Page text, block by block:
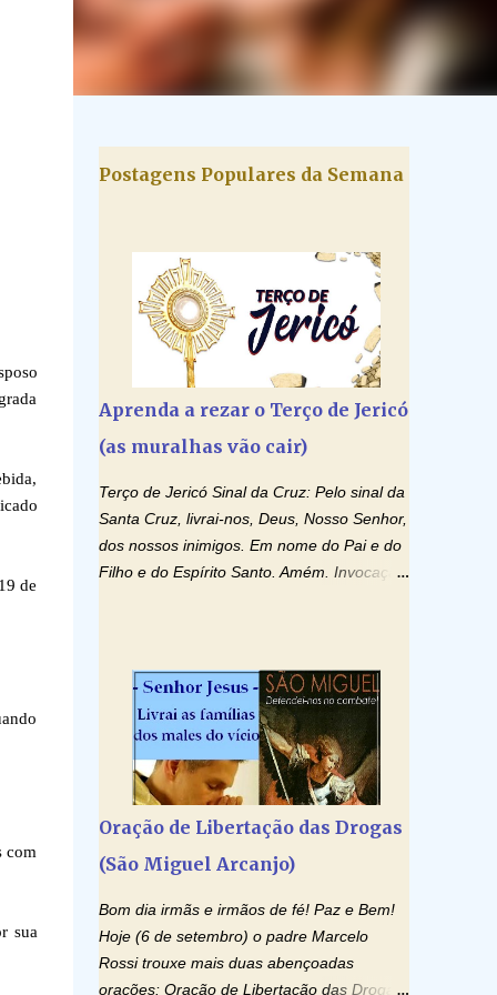
de
com
sua
Postagens Populares da Semana
Aprenda a rezar o Terço de Jericó
(as muralhas vão cair)
Terço de Jericó Sinal da Cruz: Pelo sinal da
Santa Cruz, livrai-nos, Deus, Nosso Senhor,
dos nossos inimigos. Em nome do Pai e do
Filho e do Espírito Santo. Amém. Invocação
o vosso Espírito e tudo será criado. E
renovareis a face da terra. Oremos: Ó
Deus, que instruístes os corações dos
vossos fiéis com a luz do Espírito Santo,
fazei que apreciemos retamente todas as
gozemos sempre da sua consolação. Por
Cristo, Senhor Nosso. Amém. Creio: Creio
céu e da terra; e em Jesus Cristo, seu único
Filho, nosso Senhor; que foi concebido pelo
poder do Espí­rito Santo; nasceu da Virgem
Oração de Libertação das Drogas
(São Miguel Arcanjo)
Bom dia irmãs e irmãos de fé! Paz e Bem!
Hoje (6 de setembro) o padre Marcelo
Rossi trouxe mais duas abençoadas
orações: Oração de Libertação das Drogas